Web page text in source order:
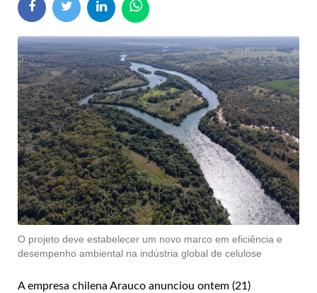
O projeto deve estabelecer um novo marco em eficiência e
desempenho ambiental na indústria global de celulose
A empresa chilena Arauco anunciou ontem (21)